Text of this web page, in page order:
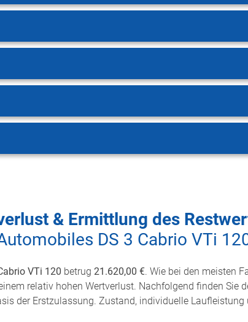
& Ermittlung des
DS 3 Cabrio VTi
VTi 120 betrug 21.620,00 €. Wie bei den meisten
relativ hohen Wertverlust. Nachfolgend finden Sie
der Erstzulassung. Zustand, individuelle